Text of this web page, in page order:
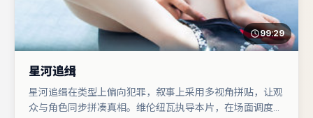
99:29
星河追缉
星河追缉在类型上偏向犯罪，叙事上采用多视角拼贴，让观
众与角色同步拼凑真相。维伦纽瓦执导本片，在场面调度与